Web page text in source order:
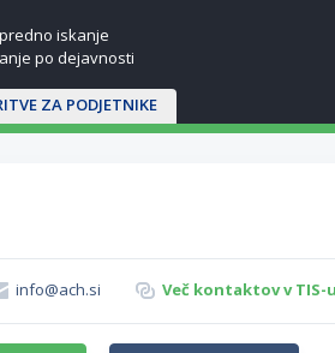
iskanje
po dejavnosti
ZA PODJETNIKE
info@ach.si Več kontaktov v TIS-u